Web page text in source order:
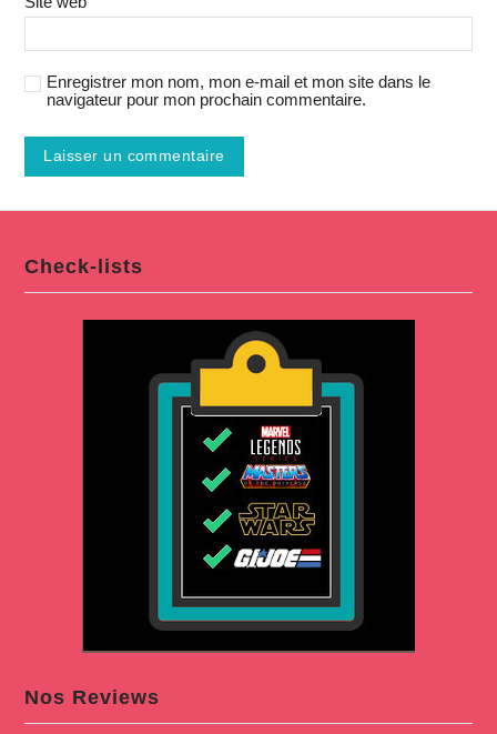
Enregistrer mon nom, mon e-mail et mon site dans le
navigateur pour mon prochain commentaire.
Check-lists
Nos Reviews